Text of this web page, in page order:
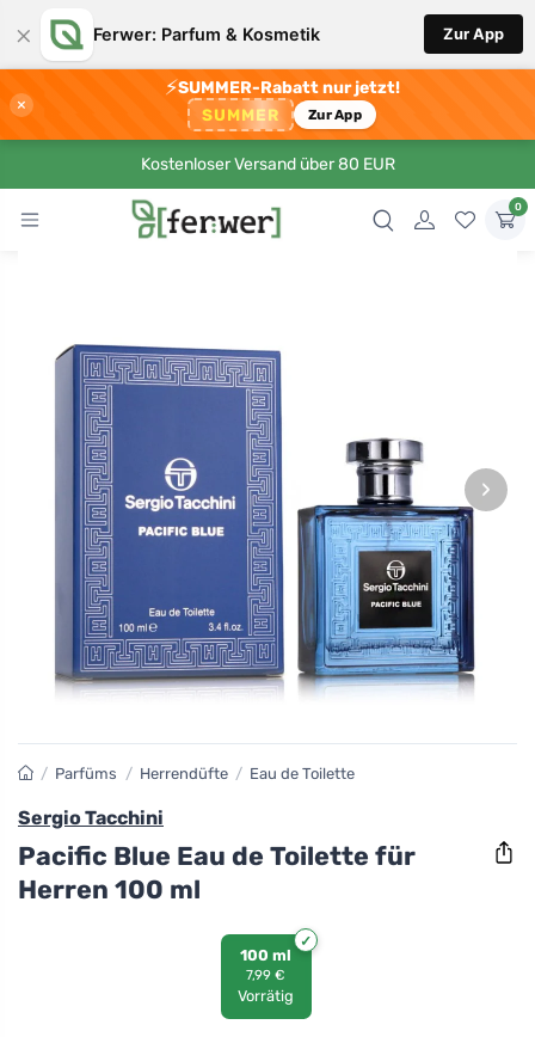
× Ferwer: Parfum & Kosmetik Zur App
×
⚡SUMMER-Rabatt nur jetzt!
SUMMER Zur App
Kostenloser Versand über 80 EUR
0
›
/ Parfüms / Herrendüfte / Eau de Toilette
Sergio Tacchini
Pacific Blue Eau de Toilette für
Herren 100 ml
100 ml
7,99 €
Vorrätig